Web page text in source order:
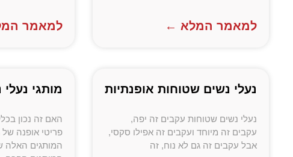
למאמר המלא ← למאמר
נעלי נשים שטוחות אופנתיות
נעלי נשים שטוחות עקבים זה יפה,
עקבים זה מיוחד ועקבים זה אפילו סקסי,
אבל עקבים זה גם לא נוח, זה
מותגי נעלי
האם זה נכון
פריטי אופנה
המותגים האלה